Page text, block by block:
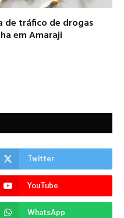
de tráfico de drogas
em Amaraji
Twitter
YouTube
WhatsApp